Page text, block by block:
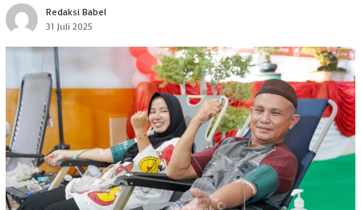
Redaksi Babel
31 Juli 2025